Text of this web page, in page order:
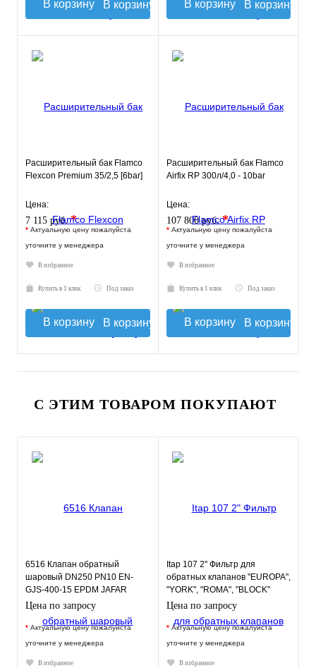
В корзину В корзину
Расширительный бак Flamco
Flexcon Premium 35/2,5 [6bar]
Цена:
7 115 руб.*
* Актуальную цену пожалуйста
уточните у менеджера
В избранное
Купить в 1 клик Под заказ
В корзину
Расширительный бак Flamco
Airfix RP 300л/4,0 - 10bar
Цена:
107 800 руб.*
* Актуальную цену пожалуйста
уточните у менеджера
В избранное
Купить в 1 клик Под заказ
В корзину
С ЭТИМ ТОВАРОМ ПОКУПАЮТ
6516 Клапан обратный
шаровый DN250 PN10 EN-
GJS-400-15 EPDM JAFAR
Цена по запросу
* Актуальную цену пожалуйста
уточните у менеджера
В избранное
Itap 107 2" Фильтр для
обратных клапанов "EUROPA",
"YORK", "ROMA", "BLOCK"
Цена по запросу
* Актуальную цену пожалуйста
уточните у менеджера
В избранное